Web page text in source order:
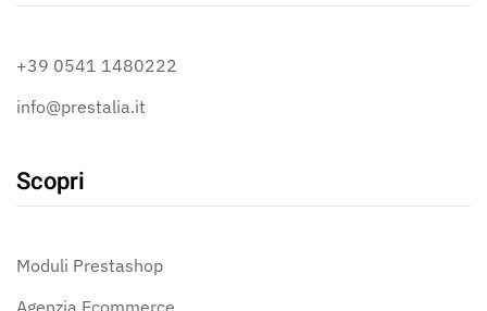
+39 0541 1480222
info@prestalia.it
Scopri
Moduli Prestashop
Agenzia Ecommerce